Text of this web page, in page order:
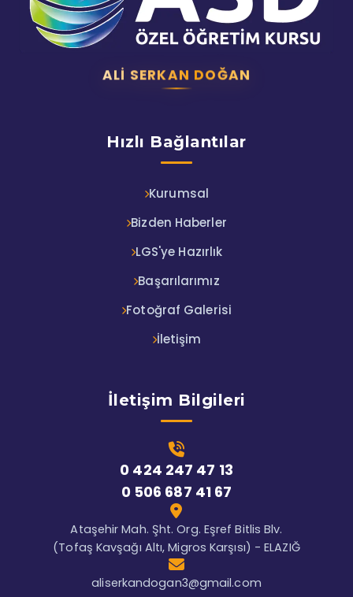
ALI SERKAN DOĞAN
Hızlı Bağlantılar
Kurumsal
Bizden Haberler
LGS'ye Hazırlık
Başarılarımız
Fotoğraf Galerisi
İletişim
İletişim Bilgileri
0 424 247 47 13
0 506 687 41 67
Ataşehir Mah. Şht. Org. Eşref Bitlis Blv.
(Tofaş Kavşağı Altı, Migros Karşısı) - ELAZIĞ
aliserkandogan3@gmail.com